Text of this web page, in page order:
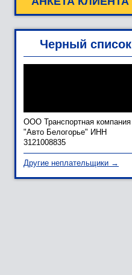
Черный список
ООО Транспортная компания
"Авто Белогорье" ИНН
3121008835
Другие неплательщики →